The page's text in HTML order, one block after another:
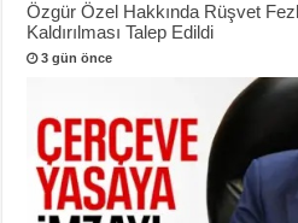
Özgür Özel Hakkında Rüşvet
Kaldırılması Talep Edildi
3 gün önce